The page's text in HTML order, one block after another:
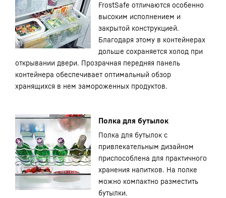
FrostSafe отличаются особенно
высоким исполнением и
закрытой конструкцией.
Благодаря этому в контейнерах
дольше сохраняется холод при
открывании двери. Прозрачная передняя панель
контейнера обеспечивает оптимальный обзор
хранящихся в нем замороженных продуктов.
Полка для бутылок
Полка для бутылок с
привлекательным дизайном
приспособлена для практичного
хранения напитков. На полке
можно компактно разместить
бутылки.